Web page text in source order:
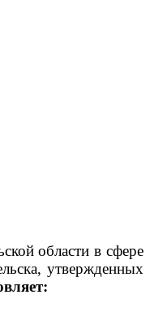
области в сфере
утвержденных